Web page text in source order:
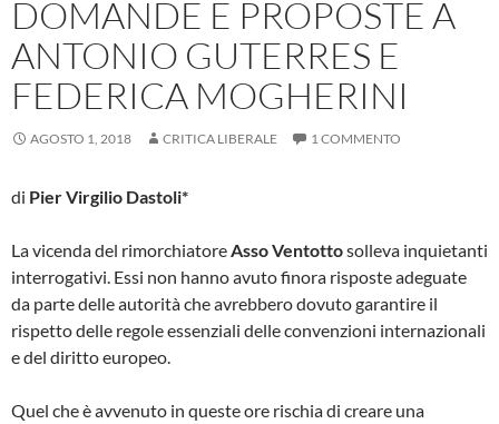
DOMANDE E PROPOSTE A
ANTONIO GUTERRES E
FEDERICA MOGHERINI
AGOSTO 1, 2018 CRITICA LIBERALE 1 COMMENTO
di Pier Virgilio Dastoli*
La vicenda del rimorchiatore Asso Ventottosolleva inquietanti
interrogativi. Essi non hanno avuto finora risposte adeguate
da parte delle autorità che avrebbero dovuto garantire il
rispetto delle regole essenziali delle convenzioni internazionali
e del diritto europeo.
Quel che è avvenuto in queste ore rischia di creare una